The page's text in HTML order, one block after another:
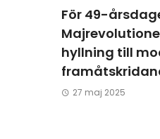
För 49-
hyllning till
27 maj 2025